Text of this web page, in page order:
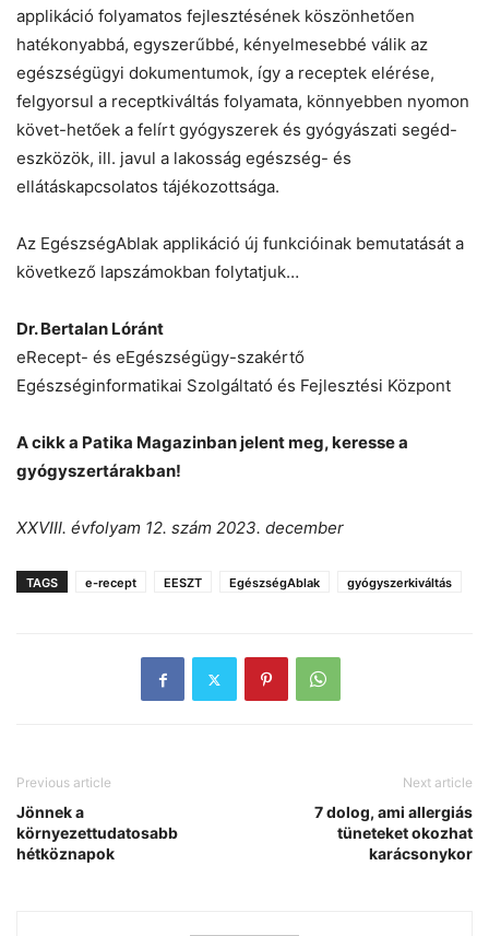
applikáció folyamatos fejlesztésének köszönhetően
hatékonyabbá, egyszerűbbé, kényelmesebbé válik az
egészségügyi dokumentumok, így a receptek elérése,
felgyorsul a receptkiváltás folyamata, könnyebben nyomon
követ-hetőek a felírt gyógyszerek és gyógyászati segéd-
eszközök, ill. javul a lakosság egészség- és
ellátáskapcsolatos tájékozottsága.
Az EgészségAblak applikáció új funkcióinak bemutatását a
következő lapszámokban folytatjuk…
Dr. Bertalan Lóránt
eRecept- és eEgészségügy-szakértő
Egészséginformatikai Szolgáltató és Fejlesztési Központ
A cikk a Patika Magazinban jelent meg, keresse a
gyógyszertárakban!
XXVIII. évfolyam 12. szám 2023. december
TAGS e-recept EESZT EgészségAblak gyógyszerkiváltás
Previous article
Jönnek a
környezettudatosabb
hétköznapok
Next article
7 dolog, ami allergiás
tüneteket okozhat
karácsonykor